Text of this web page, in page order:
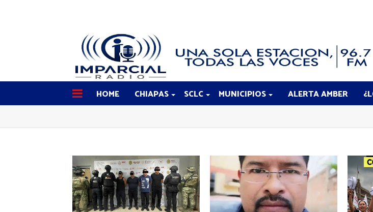
HOME CHIAPAS SCLC MUNICIPIOS ALERTA AMBER